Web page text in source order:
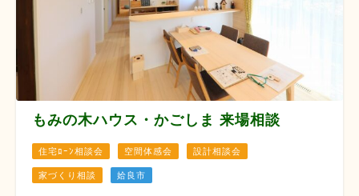
もみの木ハウス・かごしま 来場相談
住宅ﾛｰﾝ相談会 空間体感会 設計相談会
家づくり相談 姶良市